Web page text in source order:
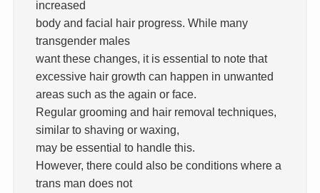
increased
body and facial hair progress. While many
transgender males
want these changes, it is essential to note that
excessive hair growth can happen in unwanted
areas such as the again or face.
Regular grooming and hair removal techniques,
similar to shaving or waxing,
may be essential to handle this.
However, there could also be conditions where a
trans man does not